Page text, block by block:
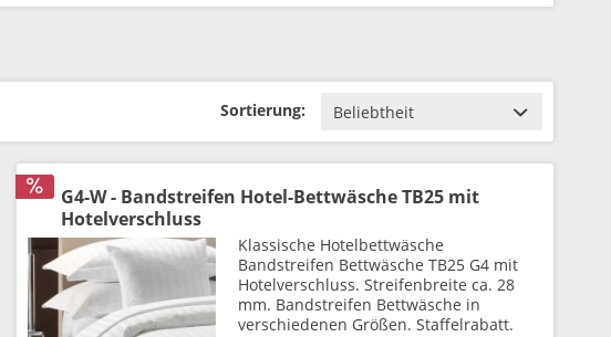
Sortierung:
G4-W - Bandstreifen Hotel-Bettwäsche TB25 mit
Hotelverschluss
Klassische Hotelbettwäsche
Bandstreifen Bettwäsche TB25 G4 mit
Hotelverschluss. Streifenbreite ca. 28
mm. Bandstreifen Bettwäsche in
verschiedenen Größen. Staffelrabatt.